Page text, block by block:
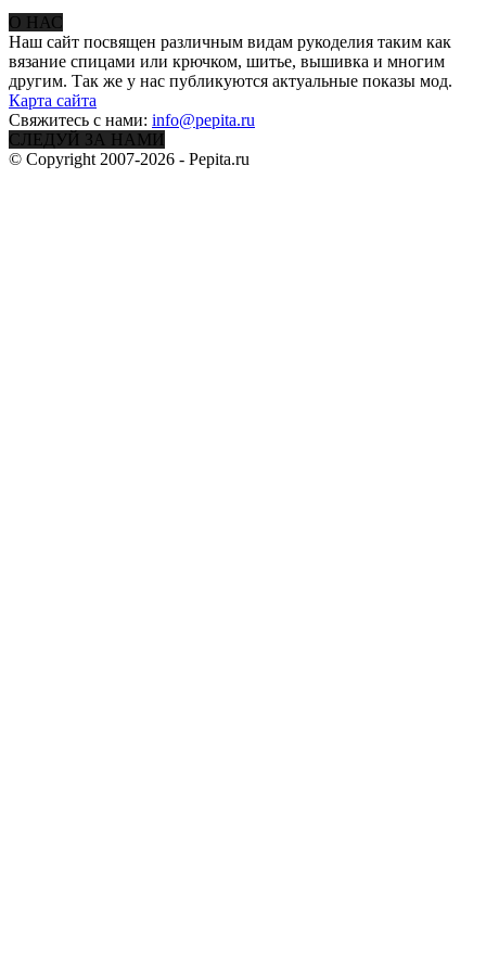
О НАС
Наш сайт посвящен различным видам рукоделия таким как
вязание спицами или крючком, шитье, вышивка и многим
другим. Так же у нас публикуются актуальные показы мод.
Карта сайта
Свяжитесь с нами: info@pepita.ru
СЛЕДУЙ ЗА НАМИ
© Copyright 2007-2026 - Pepita.ru